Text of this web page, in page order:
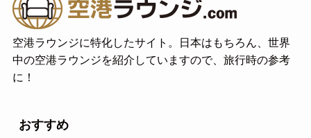
空港ラウンジに特化したサイト。日本はもちろん、世界
中の空港ラウンジを紹介していますので、旅行時の参考
に！
おすすめ